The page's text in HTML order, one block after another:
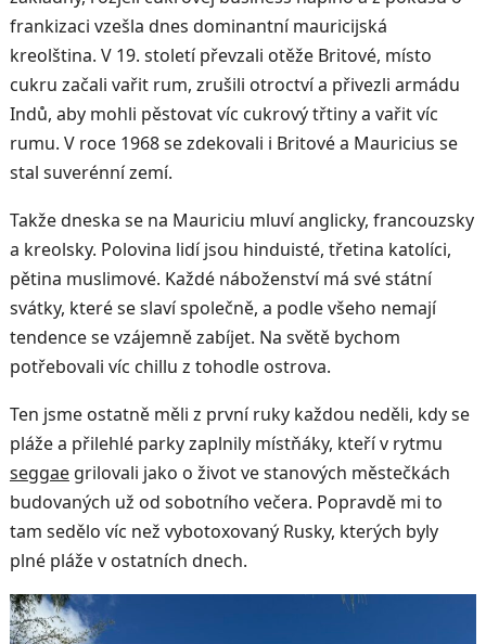
frankizaci vzešla dnes dominantní mauricijská
kreolština. V 19. století převzali otěže Britové, místo
cukru začali vařit rum, zrušili otroctví a přivezli armádu
Indů, aby mohli pěstovat víc cukrový třtiny a vařit víc
rumu. V roce 1968 se zdekovali i Britové a Mauricius se
stal suverénní zemí.
Takže dneska se na Mauriciu mluví anglicky, francouzsky
a kreolsky. Polovina lidí jsou hinduisté, třetina katolíci,
pětina muslimové. Každé náboženství má své státní
svátky, které se slaví společně, a podle všeho nemají
tendence se vzájemně zabíjet. Na světě bychom
potřebovali víc chillu z tohodle ostrova.
Ten jsme ostatně měli z první ruky každou neděli, kdy se
pláže a přilehlé parky zaplnily místňáky, kteří v rytmu
seggaegrilovali jako o život ve stanových městečkách
budovaných už od sobotního večera. Popravdě mi to
tam sedělo víc než vybotoxovaný Rusky, kterých byly
plné pláže v ostatních dnech.